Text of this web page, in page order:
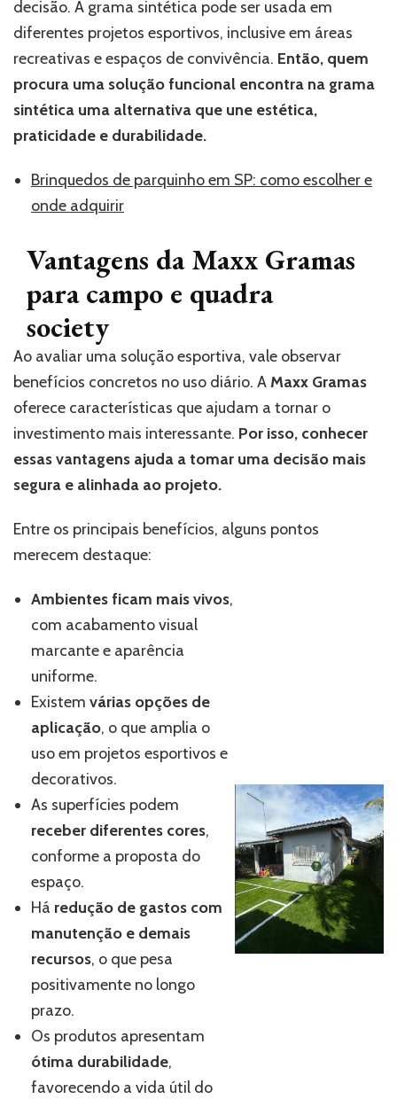
decisão. A grama sintética pode ser usada em
diferentes projetos esportivos, inclusive em áreas
recreativas e espaços de convivência. Então, quem
procura uma solução funcional encontra na grama
sintética uma alternativa que une estética,
praticidade e durabilidade.
Brinquedos de parquinho em SP: como escolher e
onde adquirir
Vantagens da Maxx Gramas
para campo e quadra
society
Ao avaliar uma solução esportiva, vale observar
benefícios concretos no uso diário. AMaxx Gramas
oferece características que ajudam a tornar o
investimento mais interessante. Por isso, conhecer
essas vantagens ajuda a tomar uma decisão mais
segura e alinhada ao projeto.
Entre os principais benefícios, alguns pontos
merecem destaque:
Ambientes ficam mais vivos,
com acabamento visual
marcante e aparência
uniforme.
Existem várias opções de
aplicação, o que amplia o
uso em projetos esportivos e
decorativos.
As superfícies podem
receber diferentes cores,
conforme a proposta do
espaço.
Há redução de gastos com
manutenção e demais
recursos, o que pesa
positivamente no longo
prazo.
Os produtos apresentam
ótima durabilidade,
favorecendo a vida útil do